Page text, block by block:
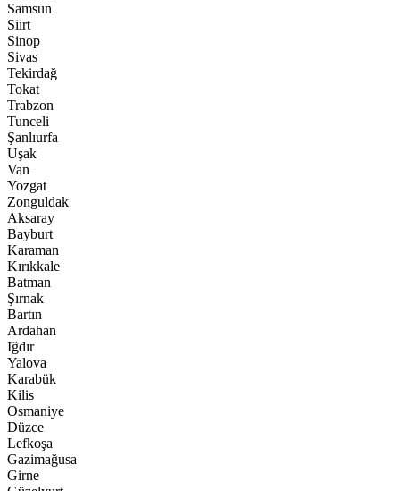
Samsun
Siirt
Sinop
Sivas
Tekirdağ
Tokat
Trabzon
Tunceli
Şanlıurfa
Uşak
Van
Yozgat
Zonguldak
Aksaray
Bayburt
Karaman
Kırıkkale
Batman
Şırnak
Bartın
Ardahan
Iğdır
Yalova
Karabük
Kilis
Osmaniye
Düzce
Lefkoşa
Gazimağusa
Girne